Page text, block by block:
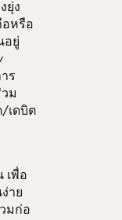
ยุ่ง
หรือ
อยู่
ร
ม
/เดบิต
เพื่อ
าย
มก่อ